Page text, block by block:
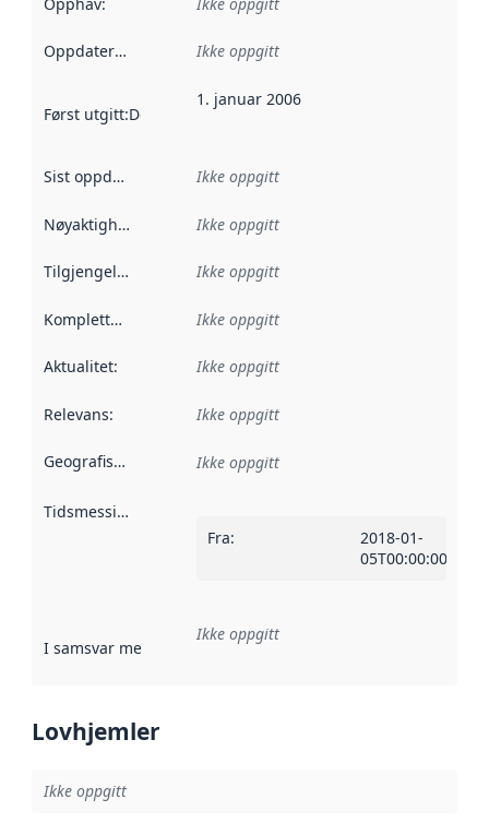
Oppdateringsfrekvens :
Ikke oppgitt
Først utgitt:Denne datoen sier når dataene i dette
1. januar 2006
Sist oppdatert Ikke oppgitt
Nøyaktighet Ikke oppgitt
Tilgjengelighet Ikke oppgitt
Kompletthet Ikke oppgitt
Aktualitet: Ikke oppgitt
Relevans: Ikke oppgitt
Geografisk avgrensning :
Ikke oppgitt
Tidsmessig avgrensning
Fra:
2018-01-
05T00:00:00Z
I samsvar med Referanse til en implementasjonsregel
Ikke oppgitt
Lovhjemler
Ikke oppgitt